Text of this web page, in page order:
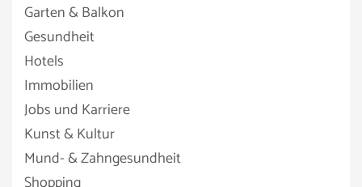
Garten & Balkon
Gesundheit
Hotels
Immobilien
Jobs und Karriere
Kunst & Kultur
Mund- & Zahngesundheit